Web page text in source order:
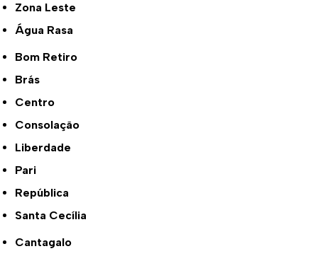
Zona Leste
Água Rasa
Bom Retiro
Brás
Centro
Consolação
Liberdade
Pari
República
Santa Cecília
Cantagalo